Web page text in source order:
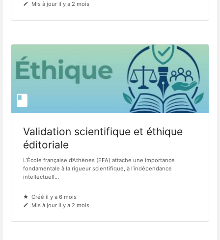
Mis à jour il y a 2 mois
Validation scientifique et éthique
éditoriale
L’École française d’Athènes (EFA) attache une importance
fondamentale à la rigueur scientifique, à l’indépendance
intellectuell...
Créé il y a 6 mois
Mis à jour il y a 2 mois